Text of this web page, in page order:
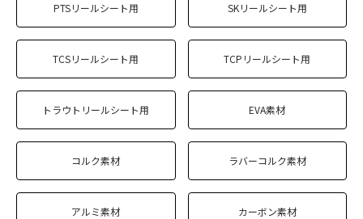
PTSリールシート用 SKリールシート用
TCSリールシート用 TCPリールシート用
トラウトリールシート用 EVA素材
コルク素材 ラバーコルク素材
アルミ素材 カーボン素材